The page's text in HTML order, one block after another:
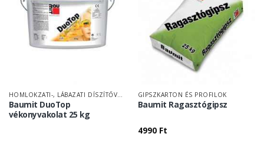
Baumit DuoTop
vékonyvakolat 25 kg
GIPSZKARTON ÉS PROFILOK
Baumit Ragasztógipsz
4990 Ft